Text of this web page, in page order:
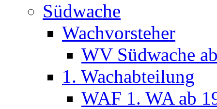
Südwache
Wachvorsteher
WV Südwache
1. Wachabteilung
WAF 1. WA ab